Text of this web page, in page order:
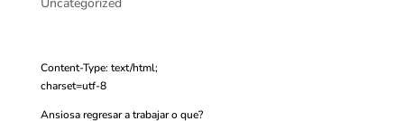
Content-Type: text/html;
charset=utf-8
Ansiosa regresar a trabajar o que?